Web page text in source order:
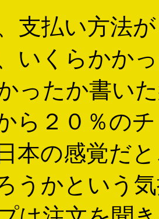
支払い方法
いくらかか
ったか書い
ら２０％の
本の感覚だ
うかという